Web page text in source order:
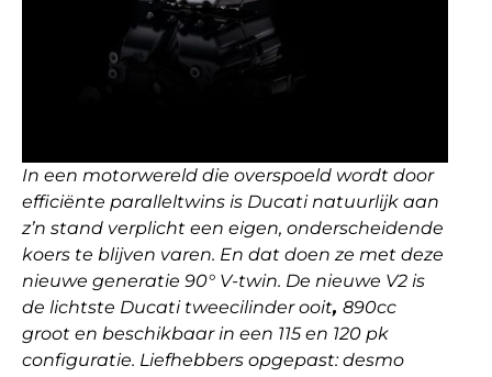
In een motorwereld die overspoeld wordt door
efficiënte paralleltwins is Ducati natuurlijk aan
z’n stand verplicht een eigen, onderscheidende
koers te blijven varen. En dat doen ze met deze
nieuwe generatie 90° V-twin. De nieuwe V2 is
de lichtste Ducati tweecilinder ooit, 890cc
groot en beschikbaar in een 115 en 120 pk
configuratie. Liefhebbers opgepast: desmo